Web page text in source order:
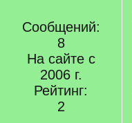
Сообщений:
8
На сайте с
2006 г.
Рейтинг:
2